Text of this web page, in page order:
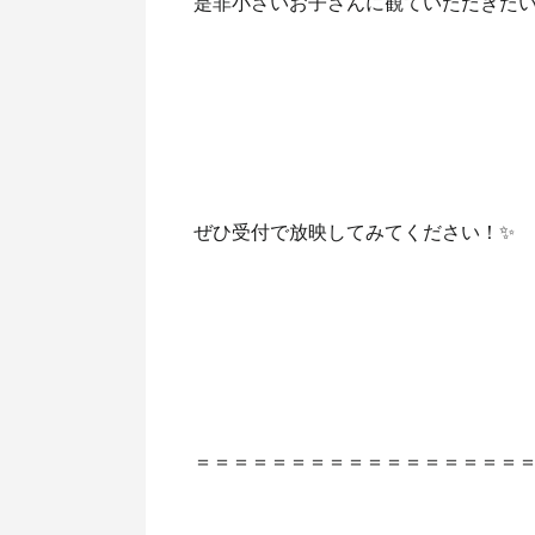
ぜひ受付で放映してみてください！✨
＝＝＝＝＝＝＝＝＝＝＝＝＝＝＝＝＝